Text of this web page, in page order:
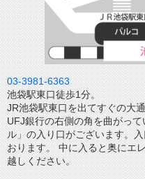
03-3981-6363
池袋駅東口徒歩1分。
JR池袋駅東口を出てすぐの大
UFJ銀行の右側の角を曲がっ
ル」の入り口がございます。
おります。 中に入ると奥にエ
越しください。